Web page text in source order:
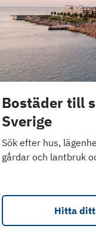
Bostäder till
Sverige
Sök efter hus,
gårdar och lantbruk
Hitta